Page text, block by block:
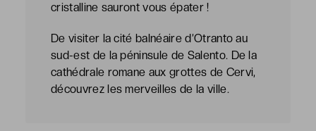
cristalline sauront vous épater !
De visiter la cité balnéaire d’Otranto au
sud-est de la péninsule de Salento. De la
cathédrale romane aux grottes de Cervi,
découvrez les merveilles de la ville.